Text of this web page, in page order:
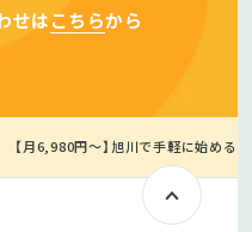
せはこちらから
【月6,980円〜】旭川で手軽に始める